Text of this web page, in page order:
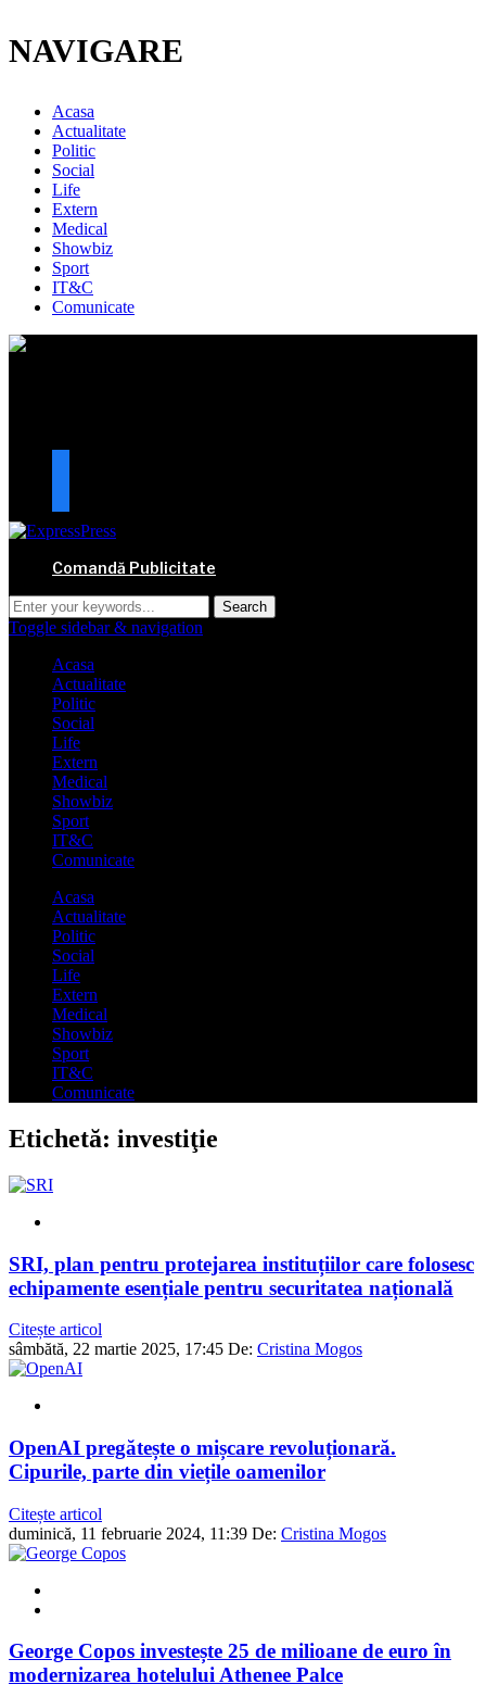
NAVIGARE
Acasa
Actualitate
Politic
Social
Life
Extern
Medical
Showbiz
Sport
IT&C
Comunicate
Comandă Publicitate
Toggle sidebar & navigation
Acasa
Actualitate
Politic
Social
Life
Extern
Medical
Showbiz
Sport
IT&C
Comunicate
Acasa
Actualitate
Politic
Social
Life
Extern
Medical
Showbiz
Sport
IT&C
Comunicate
Etichetă: investiţie
SRI, plan pentru protejarea instituțiilor care folosesc
echipamente esențiale pentru securitatea națională
Citește articol
sâmbătă, 22 martie 2025, 17:45 De: Cristina Mogos
OpenAI pregătește o mișcare revoluționară.
Cipurile, parte din viețile oamenilor
Citește articol
duminică, 11 februarie 2024, 11:39 De: Cristina Mogos
George Copos investește 25 de milioane de euro în
modernizarea hotelului Athenee Palce